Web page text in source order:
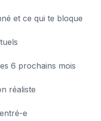
et ce qui te bloque
6 prochains mois
réaliste
e